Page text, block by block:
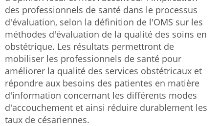
des professionnels de santé dans le processus
d'évaluation, selon la définition de l'OMS sur les
méthodes d'évaluation de la qualité des soins en
obstétrique. Les résultats permettront de
mobiliser les professionnels de santé pour
améliorer la qualité des services obstétricaux et
répondre aux besoins des patientes en matière
d'information concernant les différents modes
d'accouchement et ainsi réduire durablement les
taux de césariennes.